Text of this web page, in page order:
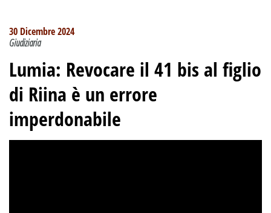
30 Dicembre 2024
Giudiziaria
Lumia: Revocare il 41 bis al figlio
di Riina è un errore
imperdonabile